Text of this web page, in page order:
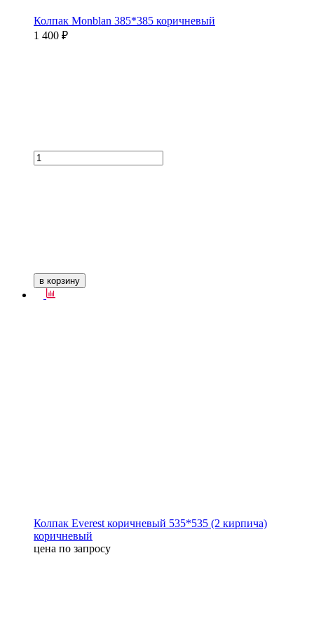
Колпак Monblan 385*385 коричневый
1 400 ₽
в корзину
Колпак Everest коричневый 535*535 (2 кирпича)
коричневый
цена по запросу